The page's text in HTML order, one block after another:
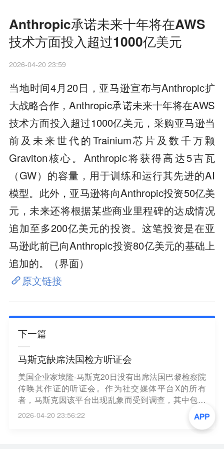
Anthropic承诺未来十年将在AWS
技术方面投入超过1000亿美元
2026-04-20 23:59
当地时间4月20日，亚马逊宣布与Anthropic扩
大战略合作，Anthropic承诺未来十年将在AWS
技术方面投入超过1000亿美元，采购亚马逊当
前及未来世代的Trainium芯片及数千万颗
Graviton核心。Anthropic将获得高达5吉瓦
（GW）的容量，用于训练和运行其先进的AI
模型。此外，亚马逊将向Anthropic投资50亿美
元，未来还将根据某些商业里程碑的达成情况
追加至多200亿美元的投资。这笔投资是在亚
马逊此前已向Anthropic投资80亿美元的基础上
追加的。（界面）
原文链接
下一篇
马斯克缺席法国检方听证会
美国企业家埃隆·马斯克20日没有出席法国巴黎检察院
传唤其作证的听证会。作为社交媒体平台X的所有
者，马斯克因该平台出现乱象而受到调查，其中包括
传播儿童色情内容和深度伪造内容。巴黎检察院向法
国商业调频电视台证实，马斯克和X平台前首席执行
官琳达·亚卡里诺缺席听证会，说“他们出席与否不会
2026-04-20 23:56:22